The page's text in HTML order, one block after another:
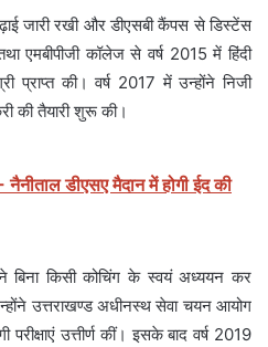
जारी रखी और डीएसबी कैंपस से डिस्टेंस
एमबीपीजी कॉलेज से वर्ष 2015 में हिंदी
प्राप्त की। वर्ष 2017 में उन्होंने निजी
की तैयारी शुरू की।
डीएसए मैदान में होगी ईद की
बिना किसी कोचिंग के स्वयं अध्ययन कर
उत्तराखण्ड अधीनस्थ सेवा चयन आयोग
उत्तीर्ण कीं। इसके बाद वर्ष 2019